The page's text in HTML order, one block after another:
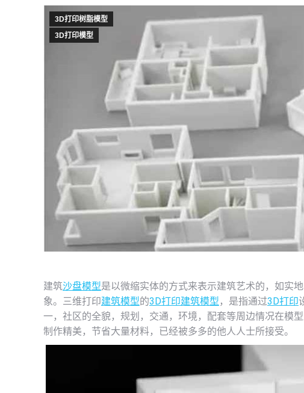
3D打印树脂模型
3D打印模型
建筑沙盘模型是以微缩实体的方式来表示建筑艺术的，如实
象。三维打印建筑模型的3D打印建筑模型 ，是指通过3D打印
一，社区的全貌，规划，交通，环境，配套等周边情况在模
制作精美，节省大量材料，已经被多多的他人人士所接受。